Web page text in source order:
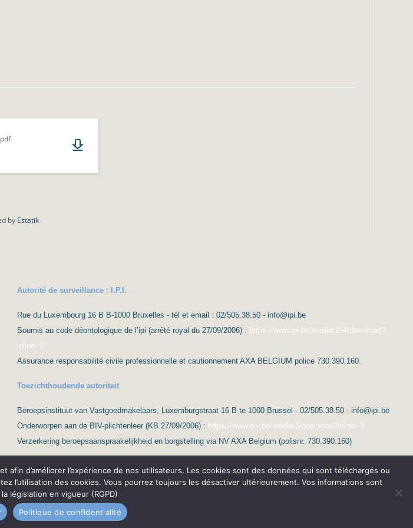
by Estatik
Autorité de surveillance : I.P.I.
Rue du Luxembourg 16 B B-1000 Bruxelles - tél et email : 02/505.38.50 - info@ipi.be
Soumis au code déontologique de l’ipi (arrêté royal du 27/09/2006) : https://www.ipi.be/media/154/download?
inline=1
Assurance responsabilité civile professionnelle et cautionnement AXA BELGIUM police 730.390.160.
Toezichthoudende autoriteit
Beroepsinstituut van Vastgoedmakelaars, Luxemburgstraat 16 B te 1000 Brussel - 02/505.38.50 - info@ipi.be
Onderworpen aan de BIV-plichtenleer (KB 27/09/2006) : https://www.biv.be/media/3/download?inline=1
Verzerkering beroepsaanspraakelijkheid en borgstelling via NV AXA Belgium (polisnr. 730.390.160)
privée – RGPD Nederlands Conditions générales
d’améliorer l’expérience de nos utilisateurs. Les cookies sont des données qui sont téléchargés ou
l’utilisation des cookies. Vous pourrez toujours les désactiver ultérieurement. Vos informations sont
législation en vigueur (RGPD)
Politique de confidentialité